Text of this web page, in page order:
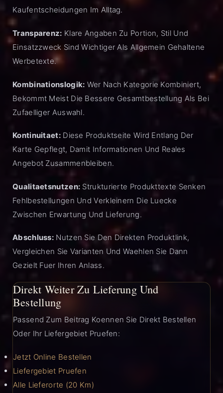
Kaufentscheidungen Im Alltag.
Transparenz: Klare Angaben Zu Portion, Stil Und
Einsatzzweck Sind Wichtiger Als Allgemein Gehaltene
Werbetexte.
Kombinationslogik: Wer Nach Kategorie Kombiniert,
Bekommt Meist Die Bessere Gesamtbestellung Als Bei
Zufaelliger Auswahl.
Kontinuitaet:Diese Produktseite Wird Entlang Der
Karte Gepflegt, Damit Informationen Und Reales
Angebot Zusammenbleiben.
Qualitaetsnutzen: Strukturierte Produkttexte Senken
Fehlbestellungen Und Verkleinern Die Luecke
Zwischen Erwartung Und Lieferung.
Abschluss: Nutzen Sie Den Direkten Produktlink,
Vergleichen Sie Varianten Und Waehlen Sie Dann
Gezielt Fuer Ihren Anlass.
Direkt Weiter Zu Lieferung Und
Bestellung
Passend Zum Beitrag Koennen Sie Direkt Bestellen
Oder Ihr Liefergebiet Pruefen:
Jetzt Online Bestellen
Liefergebiet Pruefen
Alle Lieferorte (20 Km)